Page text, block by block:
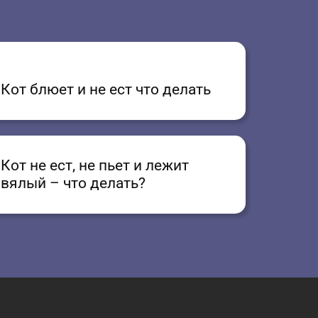
Кот блюет и не ест что делать
Кот не ест, не пьет и лежит
вялый – что делать?